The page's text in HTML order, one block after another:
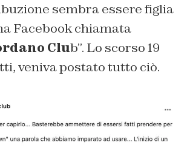
sembra essere figlia
Facebook chiamata
Club”. Lo scorso 19
veniva postato tutto ciò.